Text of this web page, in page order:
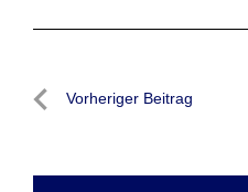
Vorheriger Beitrag